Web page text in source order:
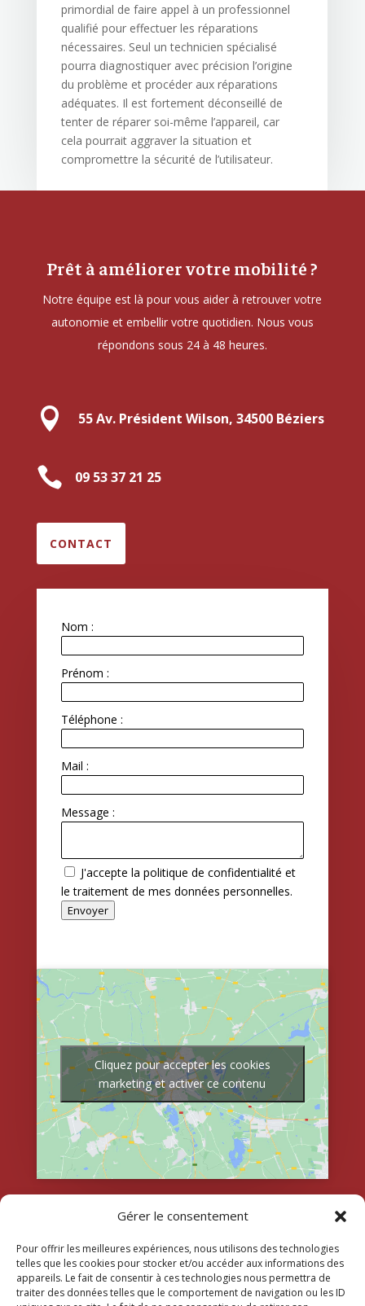
Gérer le consentement
Pour offrir les meilleures expériences, nous utilisons des technologies
telles que les cookies pour stocker et/ou accéder aux informations des
appareils. Le fait de consentir à ces technologies nous permettra de
traiter des données telles que le comportement de navigation ou les ID
primordial de faire appel à un professionnel
qualifié pour effectuer les réparations
nécessaires. Seul un technicien spécialisé
pourra diagnostiquer avec précision l’origine
du problème et procéder aux réparations
adéquates. Il est fortement déconseillé de
tenter de réparer soi-même l’appareil, car
cela pourrait aggraver la situation et
compromettre la sécurité de l’utilisateur.
Prêt à améliorer votre mobilité ?
Notre équipe est là pour vous aider à retrouver votre
autonomie et embellir votre quotidien. Nous vous
répondons sous 24 à 48 heures.
 55 Av. Président Wilson, 34500 Béziers
 09 53 37 21 25
CONTACT
Nom :
Prénom :
Téléphone :
Mail :
Message :
J'accepte la politique de confidentialité et
le traitement de mes données personnelles.
Envoyer
Cliquez pour accepter les cookies
marketing et activer ce contenu